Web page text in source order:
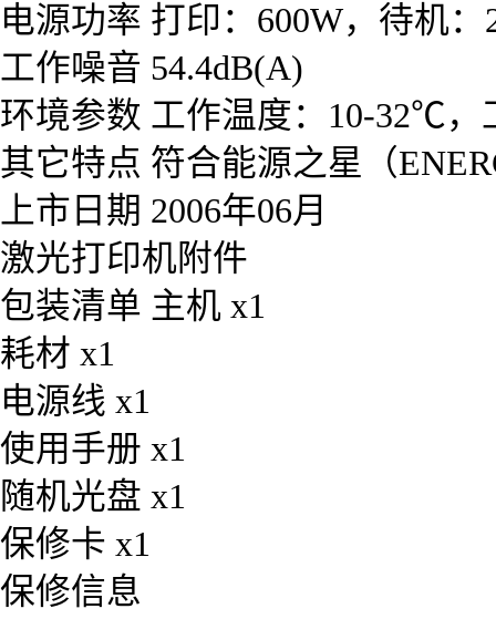
电源功率 打印：600W，待机
工作噪音 54.4dB(A)
环境参数 工作温度：10-32℃，
其它特点 符合能源之星（
上市日期 2006年06月
激光打印机附件
包装清单 主机 x1
耗材 x1
电源线 x1
使用手册 x1
随机光盘 x1
保修卡 x1
保修信息